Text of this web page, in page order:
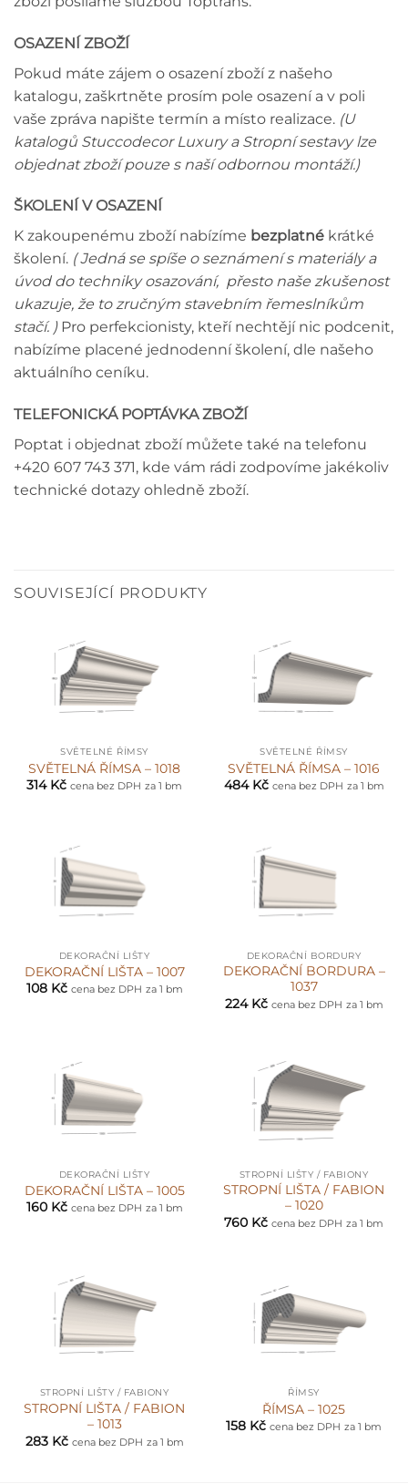
OSAZENÍ ZBOŽÍ
Pokud máte zájem o osazení zboží z našeho
katalogu, zaškrtněte prosím pole osazení a v poli
vaše zpráva napište termín a místo realizace. (U
katalogů Stuccodecor Luxury a Stropní sestavy lze
objednat zboží pouze s naší odbornou montáží.)
ŠKOLENÍ V OSAZENÍ
K zakoupenému zboží nabízíme bezplatné krátké
školení. ( Jedná se spíše o seznámení s materiály a
úvod do techniky osazování, přesto naše zkušenost
ukazuje, že to zručným stavebním řemeslníkům
stačí. )Pro perfekcionisty, kteří nechtějí nic podcenit,
nabízíme placené jednodenní školení, dle našeho
aktuálního ceníku.
TELEFONICKÁ POPTÁVKA ZBOŽÍ
Poptat i objednat zboží můžete také na telefonu
+420 607 743 371, kde vám rádi zodpovíme jakékoliv
technické dotazy ohledně zboží.
SOUVISEJÍCÍ PRODUKTY
SVĚTELNÉ ŘÍMSY
SVĚTELNÁ ŘÍMSA – 1018
314 Kč cena bez DPH za 1 bm
SVĚTELNÉ ŘÍMSY
SVĚTELNÁ ŘÍMSA – 1016
484 Kč cena bez DPH za 1 bm
DEKORAČNÍ LIŠTY
DEKORAČNÍ LIŠTA – 1007
108 Kč cena bez DPH za 1 bm
DEKORAČNÍ BORDURY
DEKORAČNÍ BORDURA –
1037
224 Kč cena bez DPH za 1 bm
DEKORAČNÍ LIŠTY
DEKORAČNÍ LIŠTA – 1005
160 Kč cena bez DPH za 1 bm
STROPNÍ LIŠTY / FABIONY
STROPNÍ LIŠTA / FABION
– 1020
760 Kč cena bez DPH za 1 bm
STROPNÍ LIŠTY / FABIONY
STROPNÍ LIŠTA / FABION
– 1013
283 Kč cena bez DPH za 1 bm
ŘÍMSY
ŘÍMSA – 1025
158 Kč cena bez DPH za 1 bm